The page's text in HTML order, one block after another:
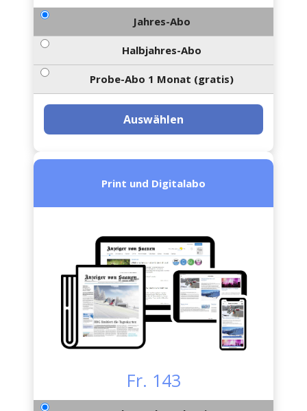
Jahres-Abo
Halbjahres-Abo
Probe-Abo 1 Monat (gratis)
Auswählen
Print und Digitalabo
Fr. 143